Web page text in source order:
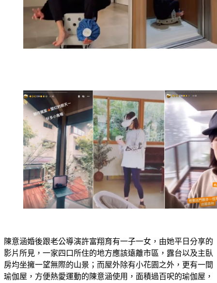
陳意涵婚後跟老公導演許富翔育有一子一女，由她平日分享的
影片所見，一家四口所住的地方應該遠離市區，露台以及主臥
房均坐擁一望無際的山景；而屋外除有小花園之外，更有一間
瑜伽屋，方便熱愛運動的陳意涵使用，面積過百呎的瑜伽屋，